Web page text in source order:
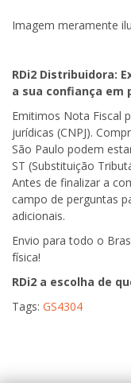
Imagem meramente
RDi2 Distribuidora:
a sua confiança em
Emitimos Nota Fiscal
jurídicas (CNPJ).
São Paulo podem
ST (Substituição
Antes de finalizar a
campo de perguntas
adicionais.
Envio para todo o
física!
RDi2 a escolha de
Tags: GS4304